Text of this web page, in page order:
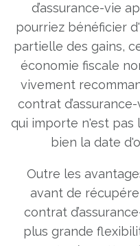
d’assurance-vie
pourriez bénéficier
partielle des gains,
économie fiscale
vivement
contrat
qui importe n'est pas
bien la date
Outre les
avant de
contrat
plus grande